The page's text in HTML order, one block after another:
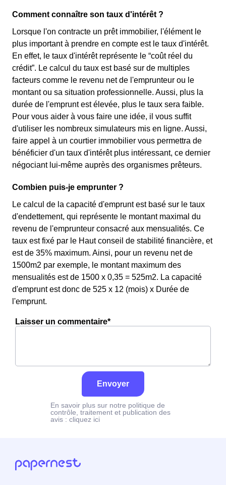
Comment connaître son taux d'intérêt ?
Lorsque l'on contracte un prêt immobilier, l'élément le
plus important à prendre en compte est le taux d'intérêt.
En effet, le taux d'intérêt représente le “coût réel du
crédit”. Le calcul du taux est basé sur de multiples
facteurs comme le revenu net de l'emprunteur ou le
montant ou sa situation professionnelle. Aussi, plus la
durée de l'emprunt est élevée, plus le taux sera faible.
Pour vous aider à vous faire une idée, il vous suffit
d'utiliser les nombreux simulateurs mis en ligne. Aussi,
faire appel à un courtier immobilier vous permettra de
bénéficier d'un taux d'intérêt plus intéressant, ce dernier
négociant lui-même auprès des organismes prêteurs.
Combien puis-je emprunter ?
Le calcul de la capacité d'emprunt est basé sur le taux
d'endettement, qui représente le montant maximal du
revenu de l'emprunteur consacré aux mensualités. Ce
taux est fixé par le Haut conseil de stabilité financière, et
est de 35% maximum. Ainsi, pour un revenu net de
1500m2 par exemple, le montant maximum des
mensualités est de 1500 x 0,35 = 525m2. La capacité
d'emprunt est donc de 525 x 12 (mois) x Durée de
l'emprunt.
Laisser un commentaire*
Envoyer
En savoir plus sur notre politique de
contrôle, traitement et publication des
avis : cliquez ici